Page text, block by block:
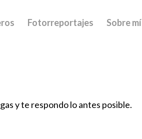
Fotorreportajes Sobre mí
y te respondo lo antes posible.